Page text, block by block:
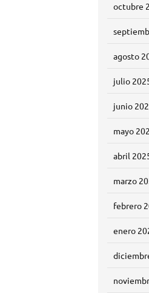
octubre
agosto
julio
junio
mayo
abril
marzo
febrero
enero